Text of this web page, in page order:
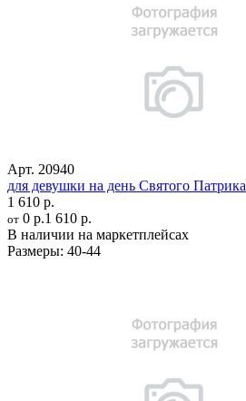
Арт. 20940
для девушки на день Святого Патрика
1 610 р.
от 0 р.1 610 р.
В наличии на маркетплейсах
Размеры: 40-44